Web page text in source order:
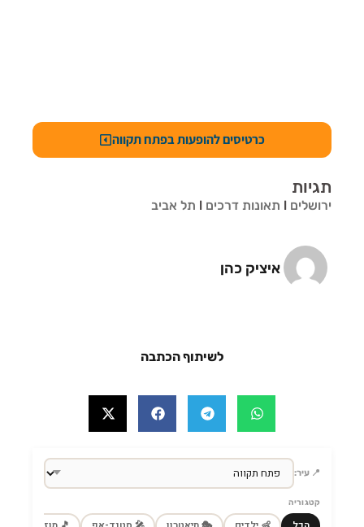
כרטיסים להופעות בפתח תקווה
תגיות
ירושלים תאונות דרכים תל אביב
איציק כהן
לשיתוף הכתבה
📍 עיר:
קטגוריה